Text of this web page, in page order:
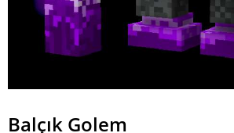
Balçık Golem